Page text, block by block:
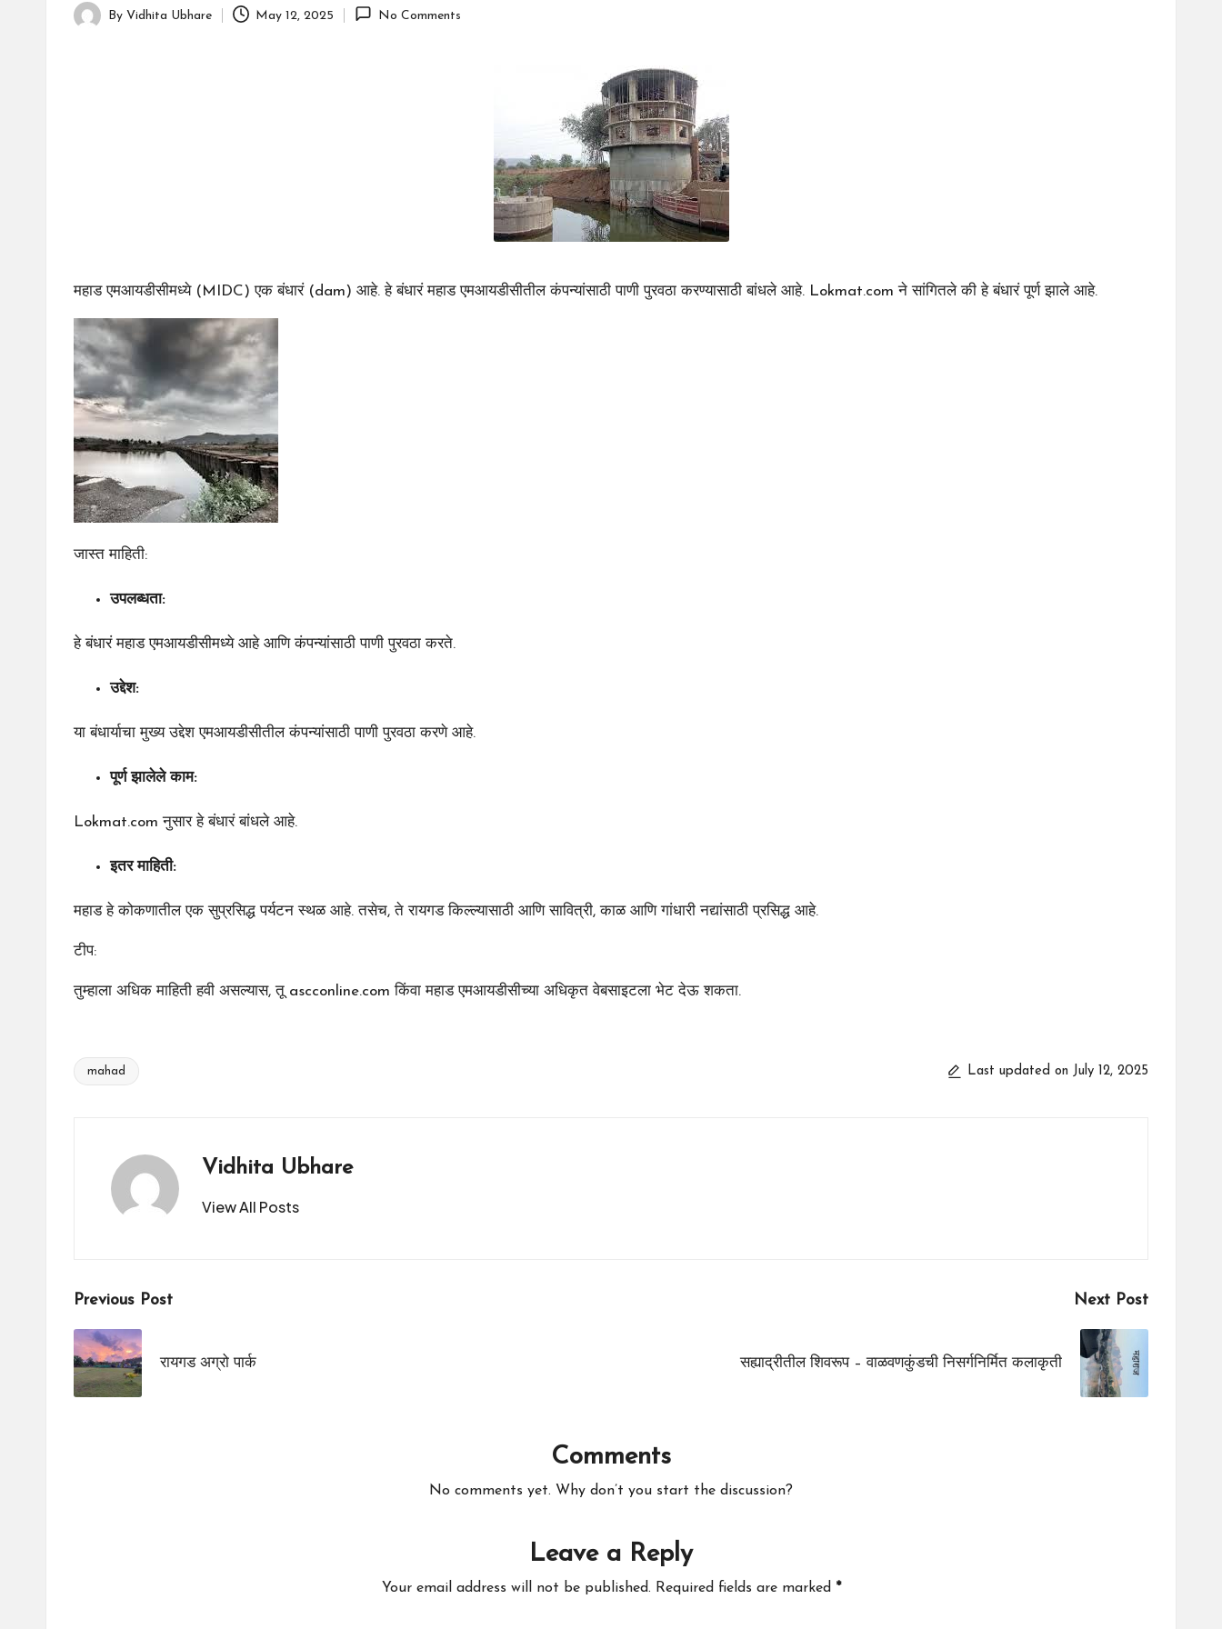
Posted
By Vidhita Ubhare May 12, 2025 No Comments
महाड एमआयडीसीमध्ये (MIDC) एक बंधारं (dam) आहे. हे बंधारं महाड एमआयडीसीतील कंपन्यांसाठी पाणी पुरवठा करण्यासाठी बांधले आहे. Lokmat.com ने सांगितलेकी हे बंधारं पूर्ण झाले आहे.
जास्त माहिती:
उपलब्धता:
हे बंधारं महाड एमआयडीसीमध्ये आहे आणि कंपन्यांसाठी पाणी पुरवठा करते.
उद्देश:
या बंधार्याचा मुख्य उद्देश एमआयडीसीतील कंपन्यांसाठी पाणी पुरवठा करणे आहे.
पूर्णझालेलेकाम:
Lokmat.com नुसारहे बंधारं बांधले आहे.
इतरमाहिती:
महाड हे कोकणातील एक सुप्रसिद्ध पर्यटन स्थळ आहे. तसेच, ते रायगड किल्ल्यासाठी आणि सावित्री, काळ आणि गांधारी नद्यांसाठी प्रसिद्ध आहे.
टीप:
तुम्हाला अधिक माहिती हवी असल्यास, तू ascconline.com किंवा महाड एमआयडीसीच्या अधिकृत वेबसाइटला भेट देऊ शकता.
Tags:
mahad Last updated on July 12, 2025
Vidhita Ubhare
View All Posts
Post
navigation
Previous Post
रायगड अग्रो पार्क
Next Post
सह्याद्रीतील शिवरूप – वाळवणकुंडची निसर्गनिर्मित कलाकृती
Comments
No comments yet. Why don’t you start the discussion?
Leave a Reply
Your email address will not be published. Required fields are marked *